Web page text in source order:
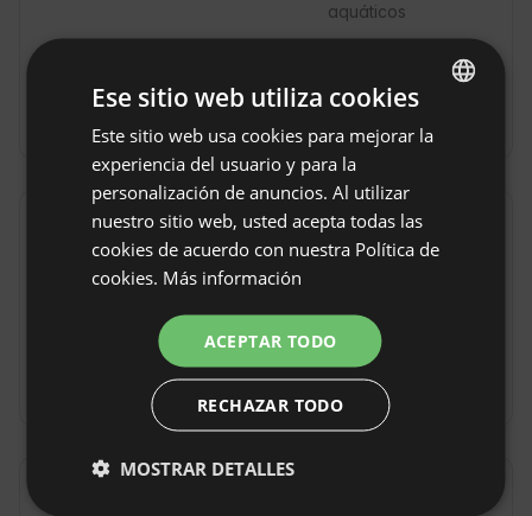
aquáticos
Masajes / Spa
Clases de yoga
Alrededores
Pueblo / Campo
Montañas
Río
2km
ENGLISH
POLISH
GERMAN
Ese sitio web utiliza cookies
Este sitio web usa cookies para mejorar la
experiencia del usuario y para la
personalización de anuncios. Al utilizar
nuestro sitio web, usted acepta todas las
cookies de acuerdo con nuestra Política de
cookies. Más información
ACEPTAR TODO
RECHAZAR TODO
MOSTRAR DETALLES